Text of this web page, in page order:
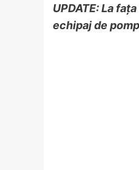
UPDATE: La
echipaj de